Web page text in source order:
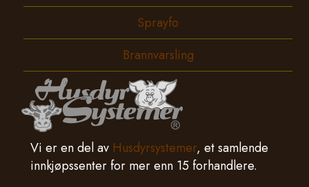
Sprayfo
Brannvarsling
Vi er en del av Husdyrsystemer, et samlende
innkjøpssenter for mer enn 15 forhandlere.